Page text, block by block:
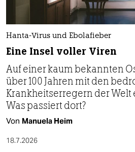
Hanta-Virus und Ebolafieber
Eine Insel voller Viren
Auf einer kaum bekannten
über 100 Jahren mit den
Krankheitserregern der
Was passiert dort?
Von Manuela Heim
18.7.2026